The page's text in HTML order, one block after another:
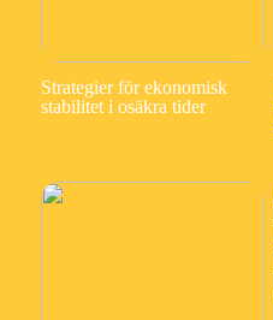
Strategier för ekonomisk
stabilitet i osäkra tider